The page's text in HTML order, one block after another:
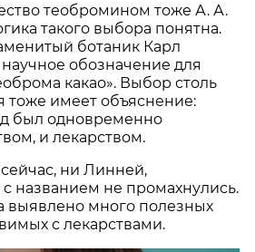
теобромином тоже А. А.
такого выбора понятна.
ботаник Карл
обозначение для
какао». Выбор столь
тоже имеет объяснение:
был одновременно
и лекарством.
ни Линней,
названием не промахнулись.
выявлено много полезных
с лекарствами.